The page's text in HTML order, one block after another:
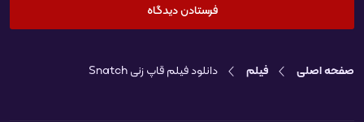
صفحه اصلی فیلم دانلود فیلم قاپ زنی Snatch